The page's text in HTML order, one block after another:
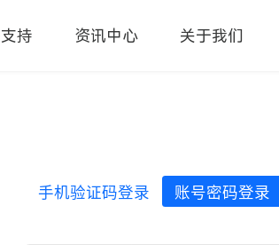
持 资讯中心 关于我们
手机验证码登录 账号密码登录